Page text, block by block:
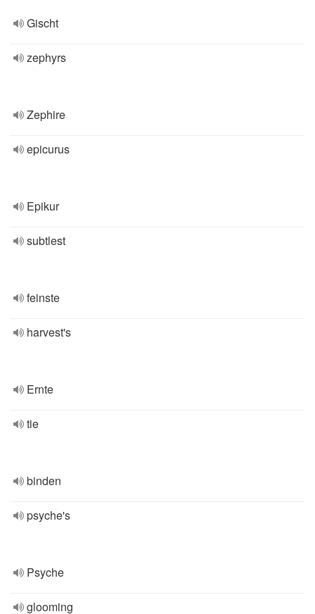
Gischt
zephyrs
Zephire
epicurus
Epikur
subtlest
feinste
harvest's
Ernte
tie
binden
psyche's
Psyche
glooming